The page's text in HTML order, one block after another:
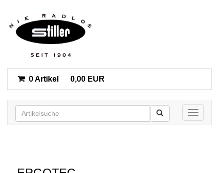
0 Artikel 0,00 EUR
Toggle